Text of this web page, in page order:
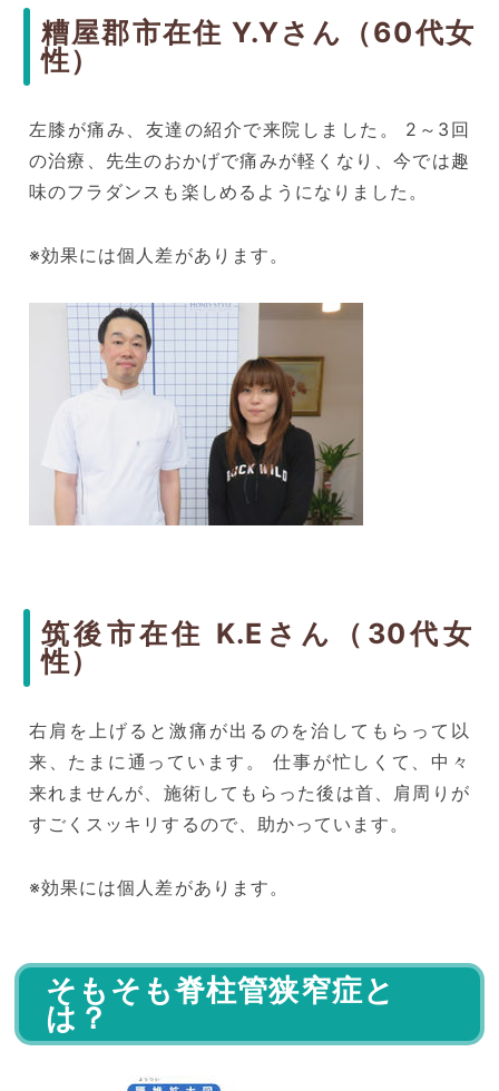
糟屋郡市在住 Y.Yさん（60代女
性）
左膝が痛み、友達の紹介で来院しました。 2～3回
の治療、先生のおかげで痛みが軽くなり、今では趣
味のフラダンスも楽しめるようになりました。
※効果には個人差があります。
筑後市在住 K.Eさん（30代女
性）
右肩を上げると激痛が出るのを治してもらって以
来、たまに通っています。 仕事が忙しくて、中々
来れませんが、施術してもらった後は首、肩周りが
すごくスッキリするので、助かっています。
※効果には個人差があります。
そもそも脊柱管狭窄症と
は？